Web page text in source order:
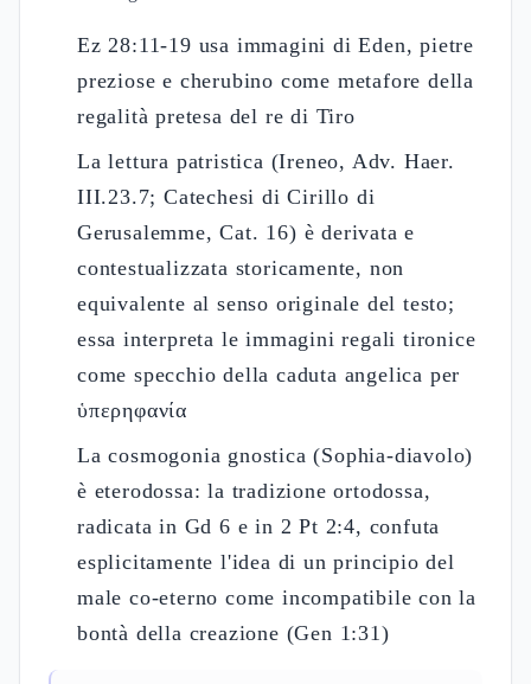
Ez 28:11-19 usa immagini di Eden, pietre
preziose e cherubino come metafore della
regalità pretesa del re di Tiro
La lettura patristica (Ireneo, Adv. Haer.
III.23.7; Catechesi di Cirillo di
Gerusalemme, Cat. 16) è derivata e
contestualizzata storicamente, non
equivalente al senso originale del testo;
essa interpreta le immagini regali tironice
come specchio della caduta angelica per
ὑπερηφανία
La cosmogonia gnostica (Sophia-diavolo)
è eterodossa: la tradizione ortodossa,
radicata in Gd 6 e in 2 Pt 2:4, confuta
esplicitamente l'idea di un principio del
male co-eterno come incompatibile con la
bontà della creazione (Gen 1:31)